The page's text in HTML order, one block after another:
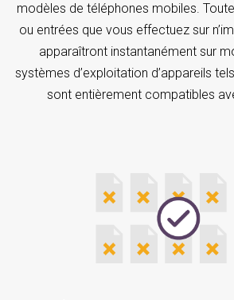
modèles de téléphones mobiles.
ou entrées que vous effectuez sur
apparaîtront instantanément sur
systèmes d’exploitation d’appareils
sont entièrement compatibles